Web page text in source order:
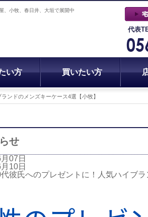
、小牧、春日井、大垣で展開中
代表
い方 買いたい方
ンドのメンズキーケース4選【小牧】
せ
07日
10日
代彼氏へのプレゼントに！人気ハイブ